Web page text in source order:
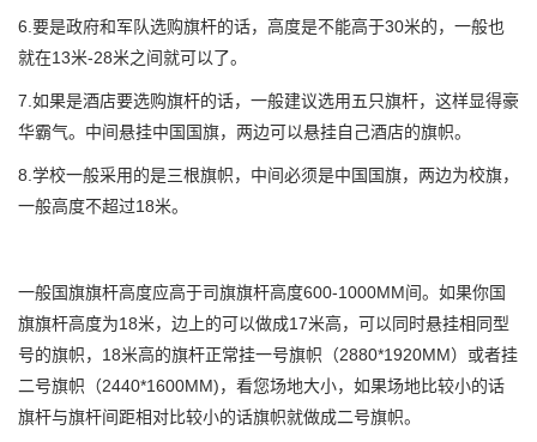
6.要是政府和军队选购旗杆的话，高度是不能高于30米的，一般也
就在13米-28米之间就可以了。
7.如果是酒店要选购旗杆的话，一般建议选用五只旗杆，这样显得豪
华霸气。中间悬挂中国国旗，两边可以悬挂自己酒店的旗帜。
8.学校一般采用的是三根旗帜，中间必须是中国国旗，两边为校旗，
一般高度不超过18米。
一般国旗旗杆高度应高于司旗旗杆高度600-1000MM间。如果你国
旗旗杆高度为18米，边上的可以做成17米高，可以同时悬挂相同型
号的旗帜，18米高的旗杆正常挂一号旗帜（2880*1920MM）或者挂
二号旗帜（2440*1600MM)，看您场地大小，如果场地比较小的话
旗杆与旗杆间距相对比较小的话旗帜就做成二号旗帜。